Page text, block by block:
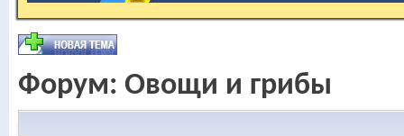
Форум: Овощи и грибы